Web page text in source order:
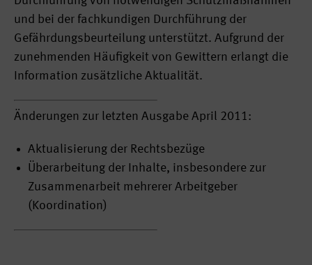
und bei der fachkundigen Durchführung der
Gefährdungsbeurteilung unterstützt. Aufgrund der
zunehmenden Häufigkeit von Gewittern erlangt die
Information zusätzliche Aktualität.
Änderungen zur letzten Ausgabe April 2011:
Aktualisierung der Rechtsbezüge
Überarbeitung der Inhalte, insbesondere zur
Zusammenarbeit mehrerer Arbeitgeber
(Koordination)